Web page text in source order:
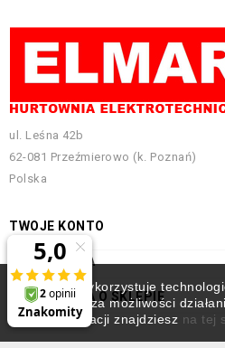
Ten sklep wykorzystuje
która rozszerza możliwości
informacji znajdziesz na tej
ul. Leśna 42b
62-081 Przeźmierowo (k. Poznań)
Polska
TWOJE KONTO
INFORMACJA
INFORMACJA O SKLEPIE